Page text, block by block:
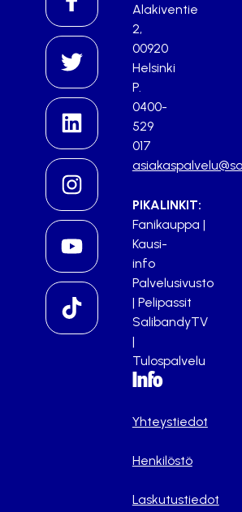
Alakiventie
2,
00920
Helsinki
P.
0400-
529
017
PIKALINKIT:
Fanikauppa |
Kausi-
info
Palvelusivusto
| Pelipassit
SalibandyTV
|
Tulospalvelu
Info
Yhteystiedot
Henkilöstö
Laskutustiedot